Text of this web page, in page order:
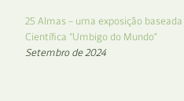
25 Almas – uma exposição
Científica “Umbigo do Mundo”
Setembro de 2024